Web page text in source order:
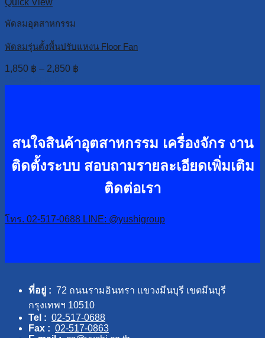
Quick View
พัดลมอุตสาหกรรม
พัดลมรุ่นตั้งพื้นปรับแหงน Floor Fan
1,850 ฿ – 2,850 ฿
สนใจสินค้าอุตสาหกรรม เครื่องจักร งาน
ติดตั้งระบบ สอบถามรายละเอียดเพิ่มเติม
ติดต่อเรา
โทร. 02-517-0688 LINE: @yushigroup
ที่อยู่ : 72 ถนนรามอินทรา แขวงมีนบุรี เขตมีนบุรี
กรุงเทพฯ 10510
Tel : 02-517-0688
Fax : 02-517-0863